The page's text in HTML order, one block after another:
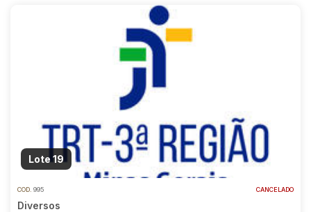
Lote 19
COD. 995 CANCELADO
Diversos